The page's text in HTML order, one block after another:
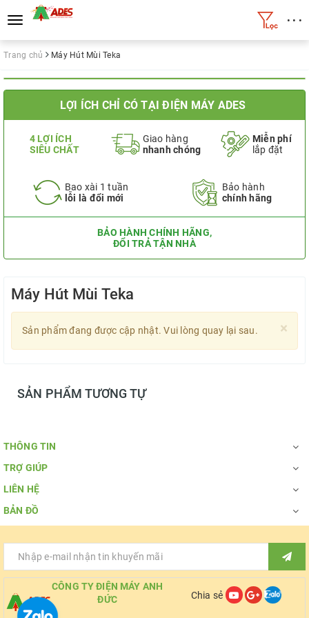
Toggle
navigation
• • •
Trang chủ Máy Hút Mùi Teka
LỢI ÍCH CHỈ CÓ TẠI ĐIỆN MÁY ADES
4 LỢI ÍCH
SIÊU CHẤT
Giao hàng
nhanh chóng
Miễn phí
lắp đặt
Bao xài 1 tuần
lỗi là đổi mới
Bảo hành
chính hãng
BẢO HÀNH CHÍNH HÃNG,
ĐỔI TRẢ TẬN NHÀ
Máy Hút Mùi Teka
×
Sản phẩm đang được cập nhật. Vui lòng quay lại sau.
SẢN PHẨM TƯƠNG TỰ
THÔNG TIN
TRỢ GIÚP
LIÊN HỆ
BẢN ĐỒ
CÔNG TY ĐIỆN MÁY ANH
ĐỨC
Chia sẻ